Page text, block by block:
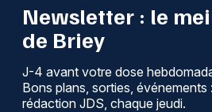
Newsletter : le
de Briey
J-4 avant votre dose
Bons plans, sorties, événements
rédaction JDS, chaque jeudi.